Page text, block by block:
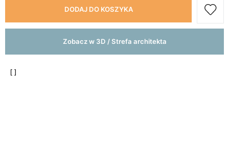
DODAJ DO KOSZYKA
Zobacz w 3D / Strefa architekta